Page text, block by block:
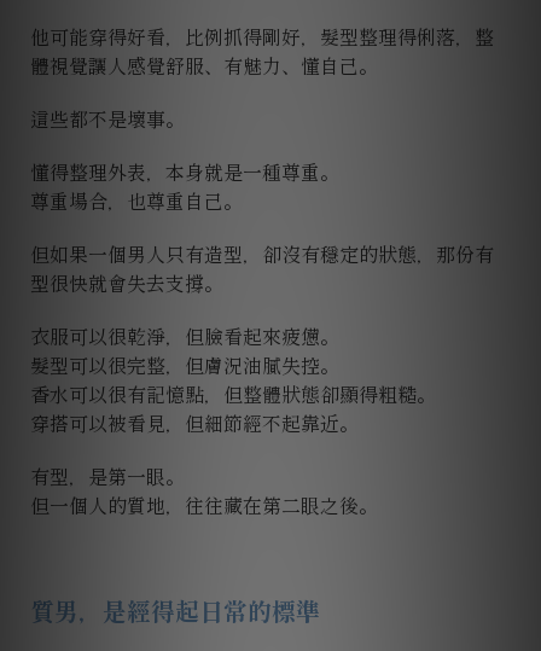
他可能穿得好看，比例抓得剛好，髮型整理得俐落，整
體視覺讓人感覺舒服、有魅力、懂自己。
這些都不是壞事。
懂得整理外表，本身就是一種尊重。
尊重場合，也尊重自己。
但如果一個男人只有造型，卻沒有穩定的狀態，那份有
型很快就會失去支撐。
衣服可以很乾淨，但臉看起來疲憊。
髮型可以很完整，但膚況油膩失控。
香水可以很有記憶點，但整體狀態卻顯得粗糙。
穿搭可以被看見，但細節經不起靠近。
有型，是第一眼。
但一個人的質地，往往藏在第二眼之後。
質男，是經得起日常的標準